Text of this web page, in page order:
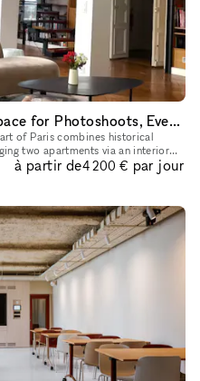
Bright, Elegant & Versatile Space for Photoshoots, Events, and Pop-Up Shops
of Paris combines historical
two apartments via an interior
4-meter-high c
à partir de4 200 € par jour